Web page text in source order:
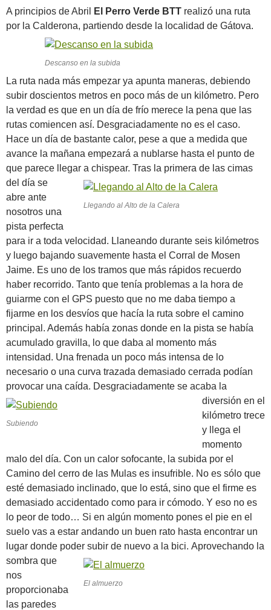
A principios de Abril El Perro Verde BTT realizó una ruta
por la Calderona, partiendo desde la localidad de Gátova.
Descanso en la subida
La ruta nada más empezar ya apunta maneras, debiendo
subir doscientos metros en poco más de un kilómetro. Pero
la verdad es que en un día de frío merece la pena que las
rutas comiencen así. Desgraciadamente no es el caso.
Hace un día de bastante calor, pese a que a medida que
avance la mañana empezará a nublarse hasta el punto de
que parece llegar a chispear.
Llegando al Alto de la Calera
Tras la primera de las cimas
del día se
abre ante
nosotros una
pista perfecta
para ir a toda velocidad. Llaneando durante seis kilómetros
y luego bajando suavemente hasta el Corral de Mosen
Jaime. Es uno de los tramos que más rápidos recuerdo
haber recorrido. Tanto que tenía problemas a la hora de
guiarme con el GPS puesto que no me daba tiempo a
fijarme en los desvíos que hacía la ruta sobre el camino
principal. Además había zonas donde en la pista se había
acumulado gravilla, lo que daba al momento más
intensidad. Una frenada un poco más intensa de lo
necesario o una curva trazada demasiado cerrada podían
provocar una caída.
Subiendo
Desgraciadamente se acaba la
diversión en el
kilómetro trece
y llega el
momento
malo del día. Con un calor sofocante, la subida por el
Camino del cerro de las Mulas es insufrible. No es sólo que
esté demasiado inclinado, que lo está, sino que el firme es
demasiado accidentado como para ir cómodo. Y eso no es
lo peor de todo… Si en algún momento pones el pie en el
suelo vas a estar andando un buen rato hasta encontrar un
lugar donde poder subir de nuevo a la bici.
El almuerzo
Aprovechando la
sombra que
nos
proporcionaba
las paredes